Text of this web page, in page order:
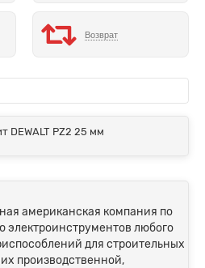
Возврат
DEWALT PZ2 25 мм
американская компания по
электроинструментов любого
для строительных
производственной,